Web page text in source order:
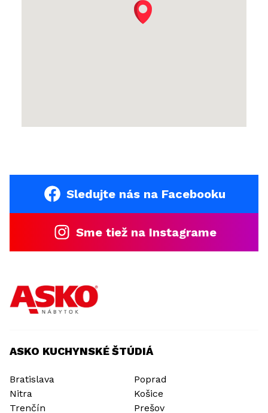
Sledujte nás na Facebooku
Sme tiež na Instagrame
ASKO KUCHYNSKÉ ŠTÚDIÁ
Bratislava
Nitra
Trenčín
Poprad
Košice
Prešov